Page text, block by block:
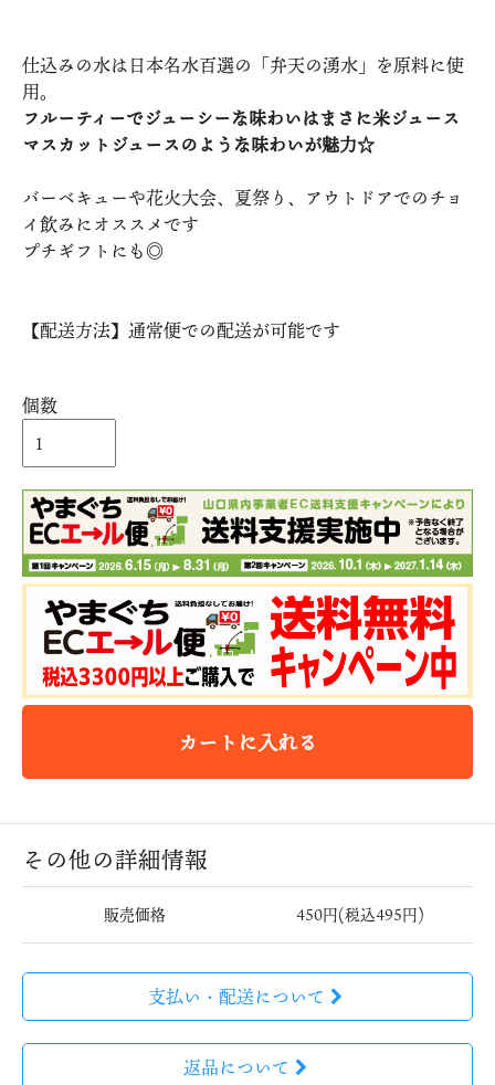
仕込みの水は日本名水百選の「弁天の湧水」を原料に使
用。
フルーティーでジューシーな味わいはまさに米ジュース
マスカットジュースのような味わいが魅力☆
バーベキューや花火大会、夏祭り、アウトドアでのチョ
イ飲みにオススメです
プチギフトにも◎
【配送方法】通常便での配送が可能です
個数
カートに入れる
その他の詳細情報
販売価格 450円(税込495円)
支払い・配送について
返品について